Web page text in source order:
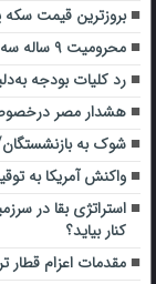
بروزترین قیمت سکه پارسیان
محرومیت ۹ ساله سه ورزشکار ایرانی
رد کلیات بودجه
هشدار مصر
شوک به
واکنش آمریکا به
استراتژی بقا در
کنار بیاید؟
مقدمات اعزام قطار